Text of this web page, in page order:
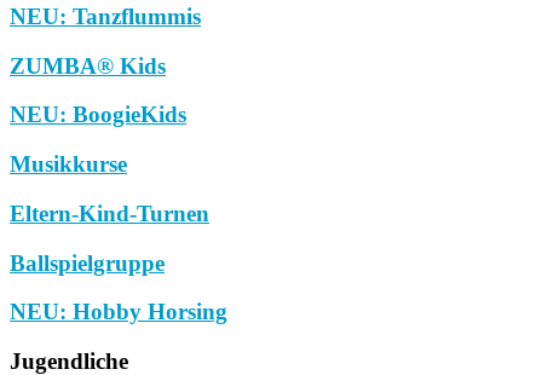
NEU: Tanzflummis
ZUMBA® Kids
NEU: BoogieKids
Musikkurse
Eltern-Kind-Turnen
Ballspielgruppe
NEU: Hobby Horsing
Jugendliche